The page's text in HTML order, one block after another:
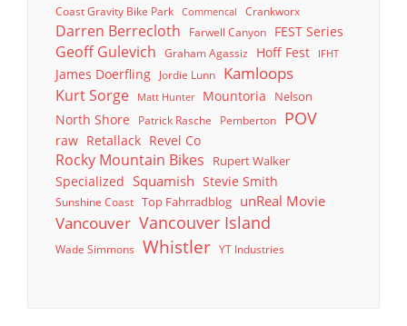
Coast Gravity Bike Park Commencal Crankworx
Darren Berrecloth Farwell Canyon FEST Series
Geoff Gulevich Graham Agassiz Hoff Fest IFHT
James Doerfling Jordie Lunn Kamloops
Kurt Sorge Matt Hunter Mountoria Nelson
North Shore Patrick Rasche Pemberton POV
raw Retallack Revel Co
Rocky Mountain Bikes
Rupert Walker
Specialized
Squamish Stevie Smith
Sunshine Coast Top Fahrradblog unReal Movie
Vancouver Vancouver Island
Wade Simmons Whistler YT Industries